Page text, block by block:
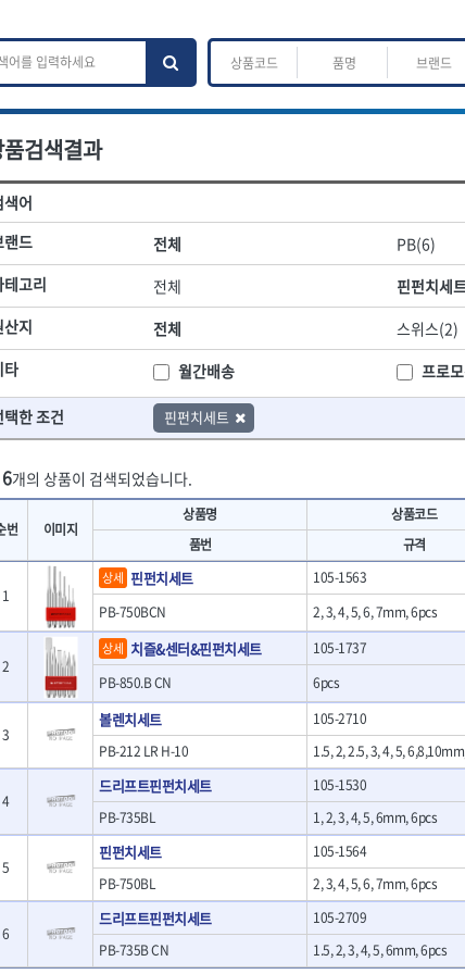
Menu
배관.전동.에어.운반
배관공구.장비
- 파이프렌치
- 스트랩락파이프핸들
- 파이프커터
- 튜빙커터
- 밴더
- 동파이프확관기
- 파이프나사산가공기
- 오스타세트
- 파이프가공기
- 파이프바이스
- 유압전선압착기
- 듀잇밴더
- 마이크로드레인
- 마이크로릴
- 시스네이크컴팩
- 시스네이크미니릴
- 시스네이크
- 배관검사용모니터
- 내시경카메라
- 라인송신기
- 탐지용수신기
- 콤비네이션청소기
- 수동스피너
- 프렉스샤프트
- 액세서리
- 전동드럼머신
- 스프링청소기
산업.안전.웰딩.계절
산업, 생활용품
- 나사고정제
- 윤활방청제
- 설치형가림막
- 전선릴
- 케이블타이
- 스피커
안전용품
- 안전안경
- 안전고글
- 방진마스크
- 방독마스크
- 보호복
- 장갑
- 낙하방지코드
- 무릎 보호대
전기.계절상품
- 열풍기
- 히터
- 충전식분무기
- 선풍기
- 용접기
- LED충전식작업등
ㄷ ㄹ
E F J R S
ACE POWER
BHS(영창망치)
CP CROWN
FLEXCUT
JOKARI KAKURI
KHEIRON KLEIN
KTC KUKEN
LOCTITE LOGOSOL(AGMA)
MARTOR MAYHEW
NANIWA NICHOLSON
PB PFEIL
RICHMOND RIDGID
RUBI RUKO
Scanprobe SENCI
SKIL SMOOS
STANZANI SWANSON
THETA-공구함 THETA-드라이버
THETA-소켓비트 THETA-스패너
THETA-전동악세서리 THETA-측정
THOMAS FLINN TOP
검색결과
색어
랜드
전체
PB(6)
테고리
전체
핀펀치세
산지
전체
스위스(2)
타
월간배송 프로
택한 조건 핀펀치세트
6개의 상품이 검색되었습니다.
번 이미지
상품명 상품코드
품번
규격
1
상세 핀펀치세트 105-1563
PB-750BCN
2, 3, 4, 5, 6, 7mm, 6pcs
2
상세 치즐&센터&핀펀치세트 105-1737
PB-850.B CN
6pcs
3
볼렌치세트 105-2710
PB-212 LR H-10
1.5, 2, 2.5, 3, 4, 5,
4
드리프트핀펀치세트 105-1530
PB-735BL
1, 2, 3, 4, 5, 6mm, 6pcs
5
핀펀치세트 105-1564
PB-750BL
2, 3, 4, 5, 6, 7mm, 6pcs
6
드리프트핀펀치세트 105-2709
PB-735B CN
1.5, 2, 3, 4, 5, 6mm, 6pcs